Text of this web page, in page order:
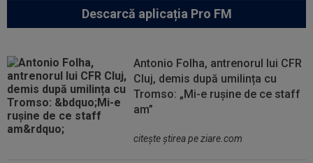
Descarcă aplicația Pro FM
Antonio Folha, antrenorul lui CFR
Cluj, demis după umilința cu
Tromso: „Mi-e rușine de ce staff
am”
citeşte ştirea pe ziare.com